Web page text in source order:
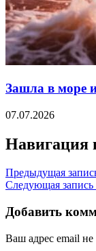
Зашла в море
07.07.2026
Навигация
Предыдущая
Следующая запись
Добавить
Ваш адрес email не